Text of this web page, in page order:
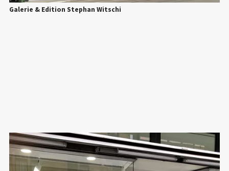
Galerie & Edition Stephan Witschi